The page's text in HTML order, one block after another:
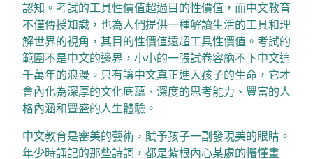
認知。考試的工具性價值超過目的性價值，而中文教育
不僅傳授知識，也為人們提供一種解讀生活的工具和理
解世界的視角，其目的性價值遠超工具性價值。考試的
範圍不是中文的邊界，小小的一張試卷容納不下中文這
千萬年的浪漫。只有讓中文真正進入孩子的生命，它才
會內化為深厚的文化底蘊、深度的思考能力、豐富的人
格內涵和豐盛的人生體驗。
中文教育是審美的藝術，賦予孩子一副發現美的眼睛。
年少時誦記的那些詩詞，都是紮根內心某處的懵懂畫